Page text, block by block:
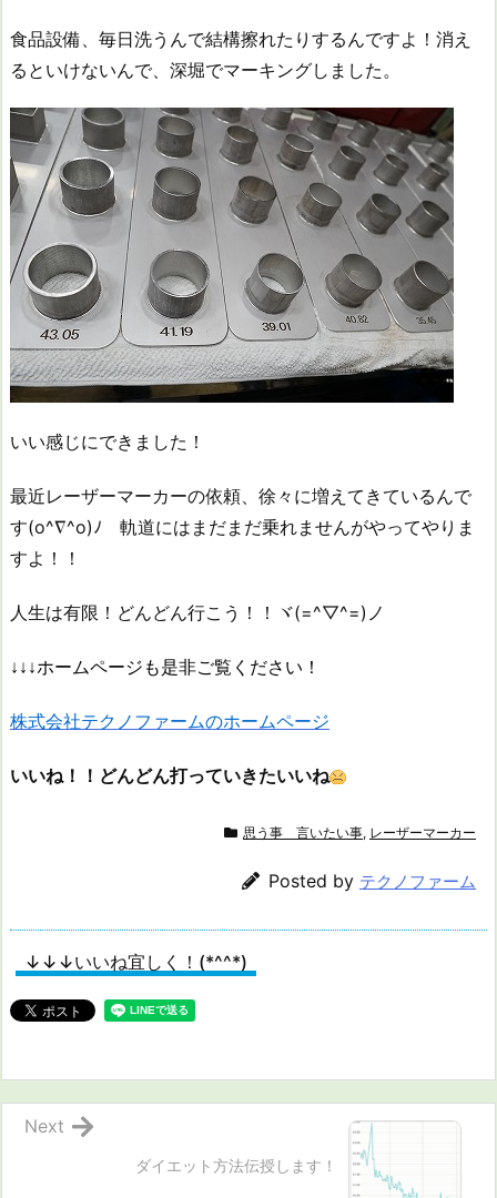
食品設備、毎日洗うんで結構擦れたりするんですよ！消え
るといけないんで、深堀でマーキングしました。
いい感じにできました！
最近レーザーマーカーの依頼、徐々に増えてきているんで
す(o^∇^o)ﾉ 軌道にはまだまだ乗れませんがやってやりま
すよ！！
人生は有限！どんどん行こう！！ヾ(=^▽^=)ノ
↓↓↓ホームページも是非ご覧ください！
株式会社テクノファームのホームページ
いいね！！どんどん打っていきたいいね
思う事 言いたい事, レーザーマーカー
Posted by テクノファーム
↓↓↓いいね宜しく！(*^^*)
ダイエット方法伝授します！
Next